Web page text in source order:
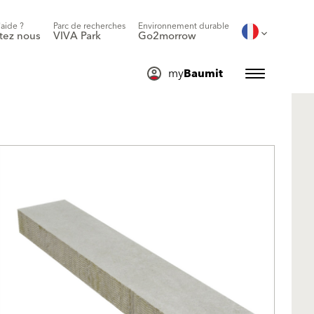
?
nous
Parc de recherches
VIVA Park
Environnement durable
Go2morrow
myBaumit